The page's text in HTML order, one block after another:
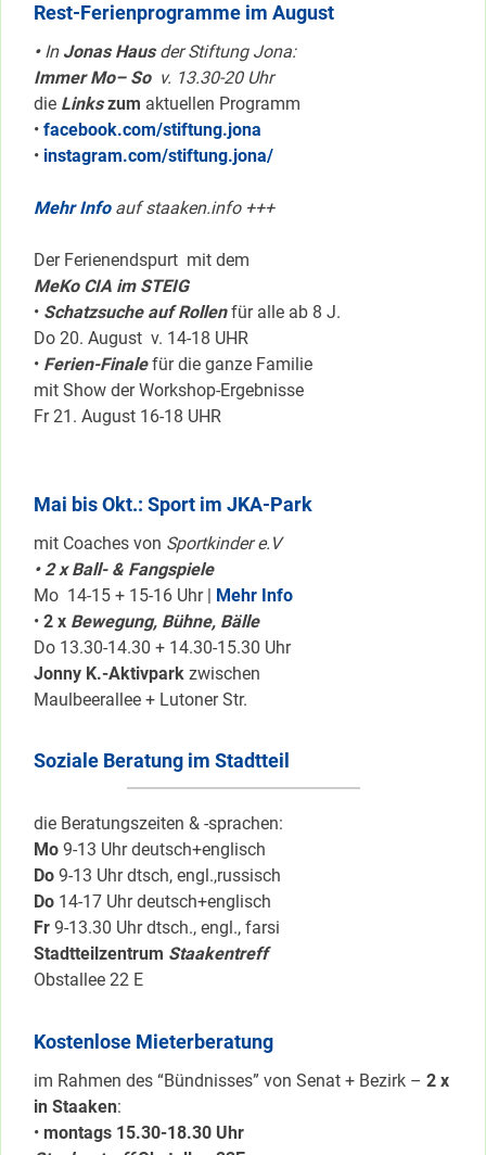
Rest-Ferienprogramme im August
•InJonas Hausder Stiftung Jona:
Immer Mo– So v. 13.30-20 Uhr
die Linkszum aktuellen Programm
• facebook.com/stiftung.jona
• instagram.com/stiftung.jona/
Mehr Infoauf staaken.info +++
Der Ferienendspurt mit dem
MeKo CIA im STEIG
• Schatzsuche auf Rollenfür alle ab 8 J.
Do 20. August v. 14-18 UHR
• Ferien-Finalefür die ganze Familie
mit Show der Workshop-Ergebnisse
Fr 21. August 16-18 UHR
Mai bis Okt.: Sport im JKA-Park
mit Coaches von Sportkinder e.V
• 2 x Ball- & Fangspiele
Mo 14-15 + 15-16 Uhr | Mehr Info
• 2 x Bewegung, Bühne, Bälle
Do 13.30-14.30 + 14.30-15.30 Uhr
Jonny K.-Aktivpark zwischen
Maulbeerallee + Lutoner Str.
Soziale Beratung im Stadtteil
die Beratungszeiten & -sprachen:
Mo 9-13 Uhr deutsch+englisch
Do 9-13 Uhr dtsch, engl.,russisch
Do 14-17 Uhr deutsch+englisch
Fr 9-13.30 Uhr dtsch., engl., farsi
Stadtteilzentrum Staakentreff
Obstallee 22 E
Kostenlose Mieterberatung
im Rahmen des “Bündnisses” von Senat + Bezirk – 2 x
in Staaken:
• montags 15.30-18.30 Uhr